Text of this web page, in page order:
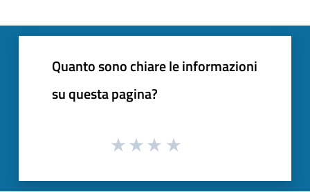
Quanto sono chiare le informazioni
su questa pagina?